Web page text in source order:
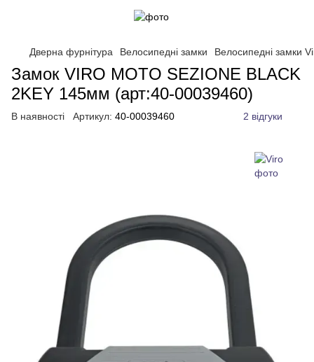
Дверна фурнітура Велосипедні замки Велосипедні замки
Замок VIRO MOTO SEZIONE BLACK
2KEY 145мм (арт:40-00039460)
В наявності Артикул: 40-00039460 2 відгуки